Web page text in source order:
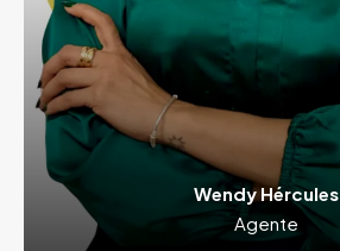
Wendy Hércules
Agente